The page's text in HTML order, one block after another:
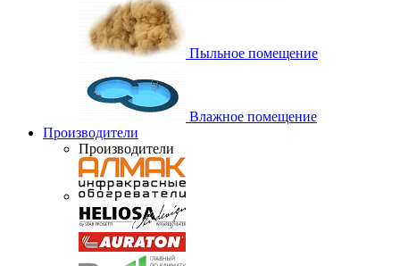
Пыльное помещение
Влажное помещение
Производители
Производители